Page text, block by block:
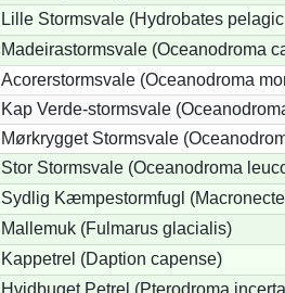
Lille Stormsvale (Hydrobates
Madeirastormsvale (Oceanodroma
Acorerstormsvale (Oceanodroma
Kap Verde-stormsvale
Mørkrygget Stormsvale
Stor Stormsvale (Oceanodroma
Sydlig Kæmpestormfugl
Mallemuk (Fulmarus glacialis)
Kappetrel (Daption capense)
Hvidbuget Petrel (Pterodroma